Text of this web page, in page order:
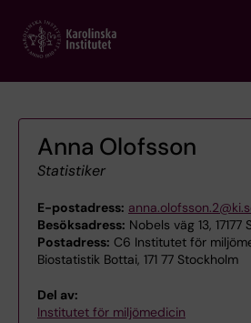
main
Anna Olofsson
Statistiker
E-postadress:
Besöksadress: Nobels väg 13, 17177
Postadress: C6 Institutet för
Biostatistik Bottai, 171 77 Stockholm
Del av:
Institutet för miljömedicin